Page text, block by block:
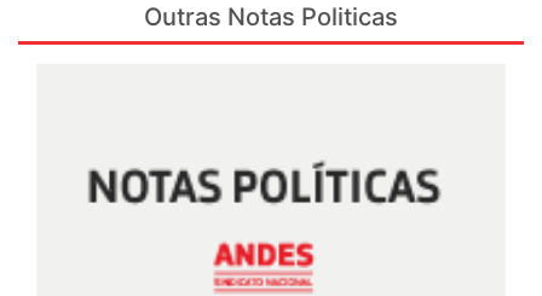
Outras Notas Politicas